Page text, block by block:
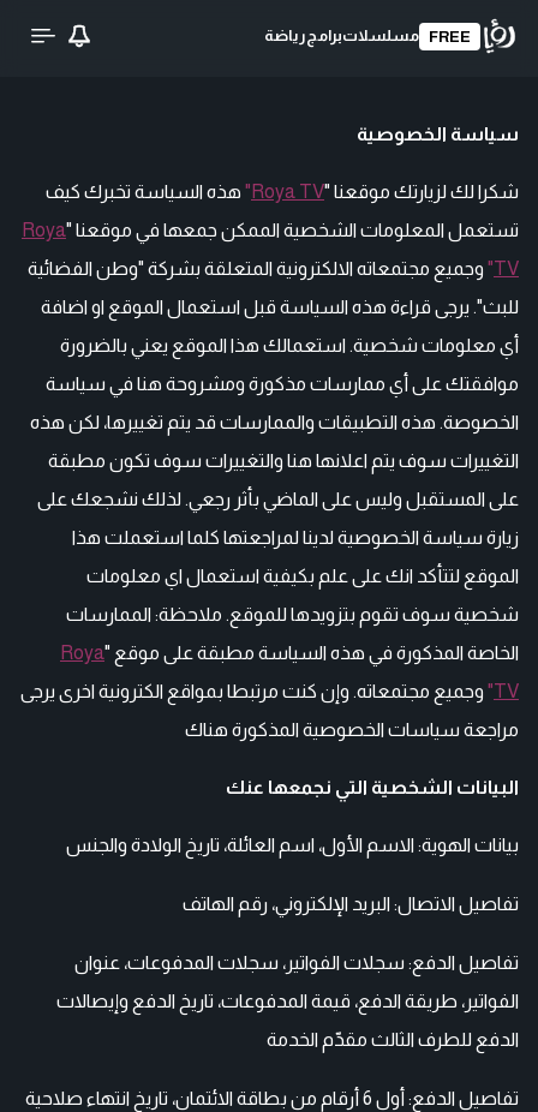
FREE مسلسلاتبرامج رياضة
سياسة الخصوصية
شكرا لك لزيارتك موقعنا "Roya TV
" هذه السياسة تخبرك كيف
تستعمل المعلومات الشخصية الممكن جمعها في موقعنا "Roya
TV
" وجميع مجتمعاته الالكترونية المتعلقة بشركة "وطن الفضائية
للبث". يرجى قراءة هذه السياسة قبل استعمال الموقع او اضافة
أي معلومات شخصية. استعمالك هذا الموقع يعني بالضرورة
موافقتك على أي ممارسات مذكورة ومشروحة هنا في سياسة
الخصوصة. هذه التطبيقات والممارسات قد يتم تغييرها، لكن هذه
التغييرات سوف يتم اعلانها هنا والتغييرات سوف تكون مطبقة
على المستقبل وليس على الماضي بأثر رجعي. لذلك نشجعك على
زيارة سياسة الخصوصية لدينا لمراجعتها كلما استعملت هذا
الموقع لتتأكد انك على علم بكيفية استعمال اي معلومات
شخصية سوف تقوم بتزويدها للموقع. ملاحظة: الممارسات
الخاصة المذكورة في هذه السياسة مطبقة على موقع "Roya
TV
" وجميع مجتمعاته. وإن كنت مرتبطا بمواقع الكترونية اخرى يرجى
مراجعة سياسات الخصوصية المذكورة هناك
البيانات الشخصية التي نجمعها عنك
بيانات الهوية: الاسم الأول، اسم العائلة، تاريخ الولادة والجنس
تفاصيل الاتصال: البريد الإلكتروني، رقم الهاتف
تفاصيل الدفع: سجلات الفواتير، سجلات المدفوعات، عنوان
الفواتير، طريقة الدفع، قيمة المدفوعات، تاريخ الدفع وإيصالات
الدفع للطرف الثالث مقدّم الخدمة
تفاصيل الدفع: أول 6 أرقام من بطاقة الائتمان، تاريخ انتهاء صلاحية